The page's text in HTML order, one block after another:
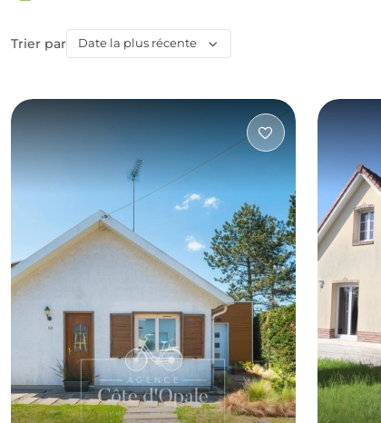
Trier par Date la plus récente